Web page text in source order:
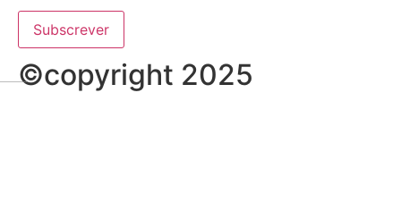
©copyright 2025